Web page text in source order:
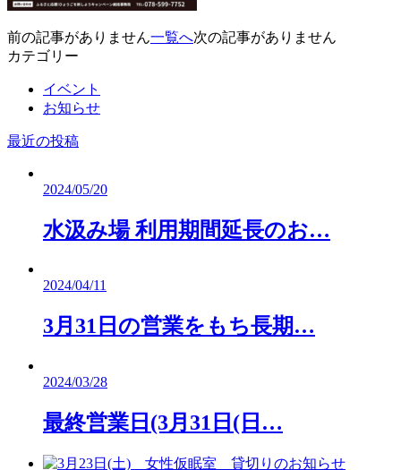
前の記事がありません一覧へ次の記事がありません
カテゴリー
イベント
お知らせ
最近の投稿
2024/05/20
水汲み場 利用期間延長のお…
2024/04/11
3月31日の営業をもち長期…
2024/03/28
最終営業日(3月31日(日…